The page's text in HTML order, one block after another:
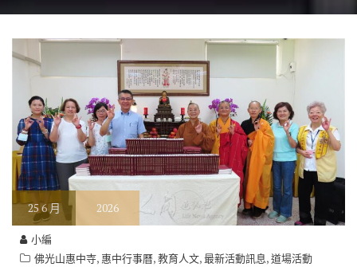
256 月 2026
小編
佛光山惠中寺, 惠中行事曆,教育人文,最新活動訊息,道場活動